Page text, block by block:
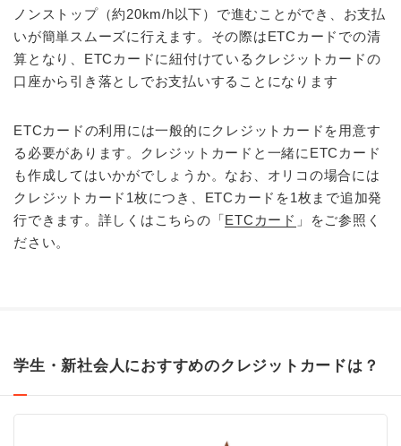
ノンストップ（約20km/h以下）で進むことができ、お支払
いが簡単スムーズに行えます。その際はETCカードでの清
算となり、ETCカードに紐付けているクレジットカードの
口座から引き落としでお支払いすることになります
ETCカードの利用には一般的にクレジットカードを用意す
る必要があります。クレジットカードと一緒にETCカード
も作成してはいかがでしょうか。なお、オリコの場合には
クレジットカード1枚につき、ETCカードを1枚まで追加発
行できます。詳しくはこちらの「ETCカード 」をご参照く
ださい。
学生・新社会人におすすめのクレジットカードは？